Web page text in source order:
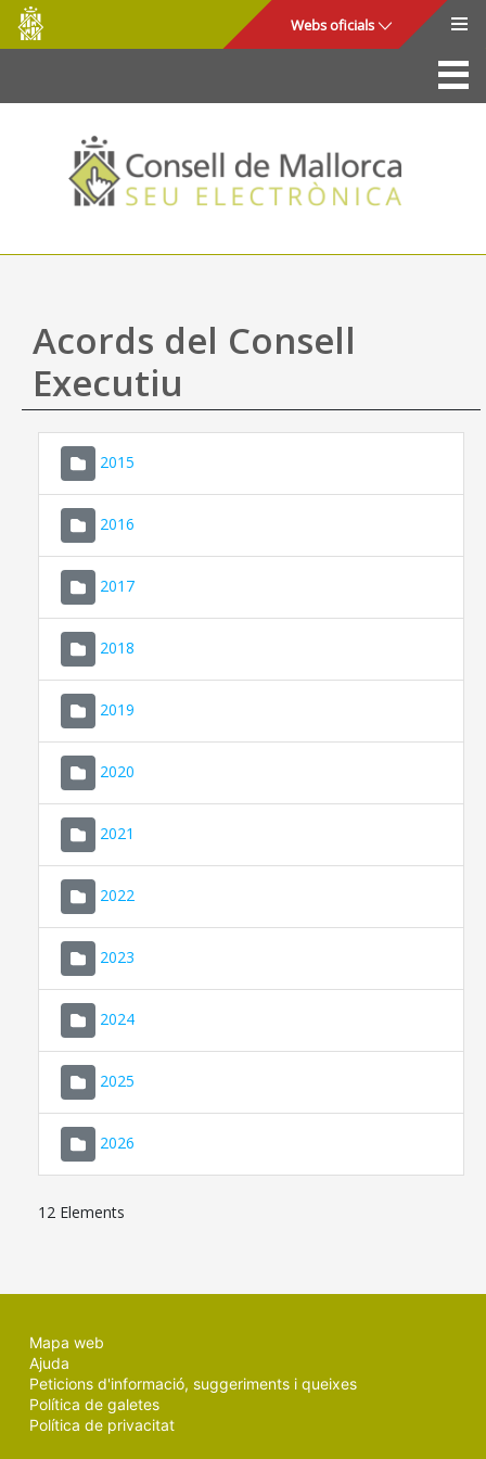
Salta al contingut principal
Consell
de
Mallorca
Webs oficials
La Seu
Consell de Mallorca
Accés i seguretat
Utilitats
Ajuda
Acords del Consell
Executiu
2015
2016
2017
2018
2019
2020
2021
2022
2023
2024
2025
2026
12 Elements
Mapa web
Ajuda
Peticions d'informació, suggeriments i queixes
Política de galetes
Política de privacitat